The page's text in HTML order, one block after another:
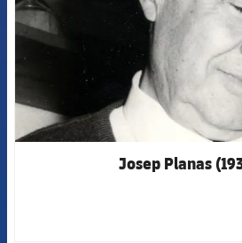
Josep Planas